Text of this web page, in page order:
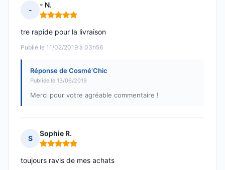
-
- N.
Note : 5 sur 5
Publié le 11/02/2019 à 03h56
tre rapide pour la livraison
Réponse de Cosmé’Chic
Publiée le 13/06/2019
Merci pour votre agréable commentaire !
S
Sophie R.
Note : 5 sur 5
toujours ravis de mes achats